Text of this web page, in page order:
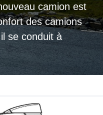
camion est
des camions
se conduit à